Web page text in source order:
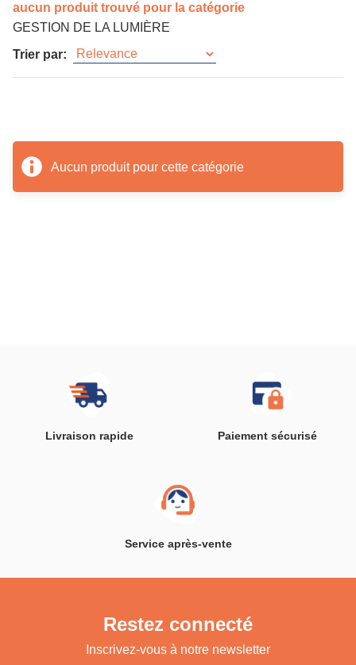
aucun produit trouvé pour la catégorie
GESTION DE LA LUMIÈRE
Trier par:
Aucun produit pour cette catégorie
Livraison rapide Paiement sécurisé
Service après-vente
Restez connecté
Inscrivez-vous à notre newsletter